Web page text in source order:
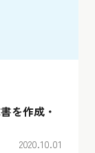
を作成・
2020.10.01